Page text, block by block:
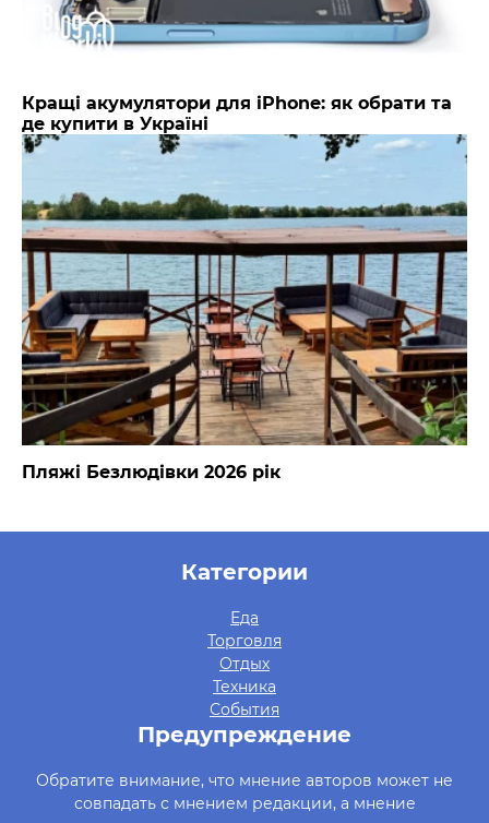
Кращі акумулятори для iPhone: як обрати та
де купити в Україні
Пляжі Безлюдівки 2026 рік
Категории
Еда
Торговля
Отдых
Техника
События
Предупреждение
Обратите внимание, что мнение авторов может не
совпадать с мнением редакции, а мнение